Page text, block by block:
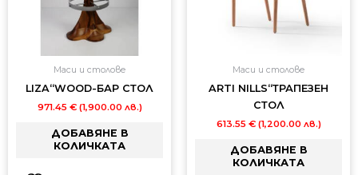
Маси и столове
LIZA“WOOD-БАР СТОЛ
971.45 € (1,900.00 лв.)
ДОБАВЯНЕ В
КОЛИЧКАТА
Маси и столове
ARTI NILLS“ТРАПЕЗЕН
СТОЛ
613.55 € (1,200.00 лв.)
ДОБАВЯНЕ В
КОЛИЧКАТА